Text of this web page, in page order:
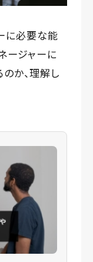
に必要な能
ージャーに
か、理解し